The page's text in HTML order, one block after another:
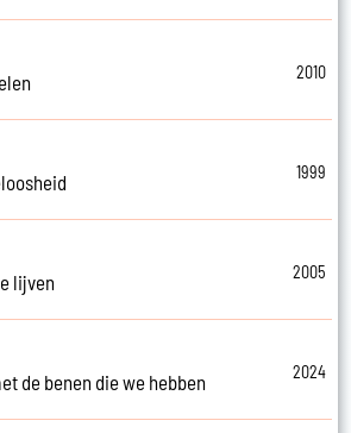
2010
1999
lijven
2005
de benen die we hebben
2024